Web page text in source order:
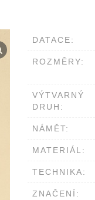
DATACE:
ROZMĚRY:
VÝTVARNÝ
DRUH:
NÁMĚT:
MATERIÁL:
TECHNIKA:
ZNAČENÍ: